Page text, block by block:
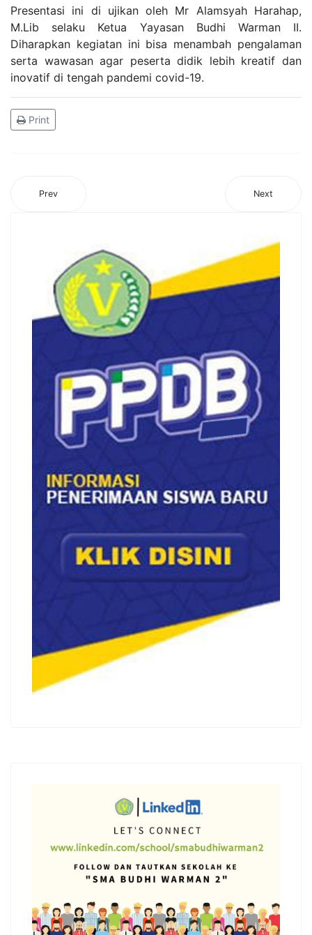
Presentasi ini di ujikan oleh Mr Alamsyah Harahap,
M.Lib selaku Ketua Yayasan Budhi Warman II.
Diharapkan kegiatan ini bisa menambah pengalaman
serta wawasan agar peserta didik lebih kreatif dan
inovatif di tengah pandemi covid-19.
Print
Prev Next